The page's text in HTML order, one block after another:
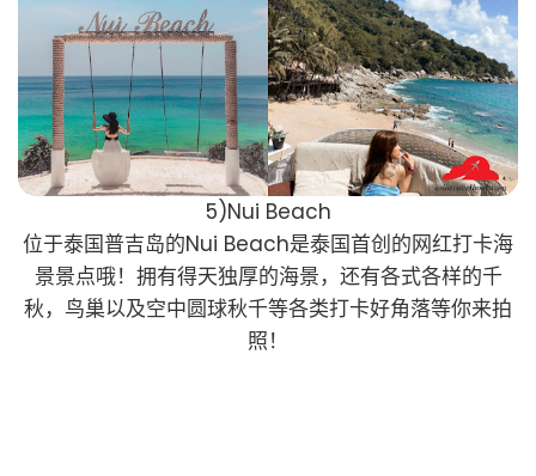
5)Nui Beach
位于泰国普吉岛的Nui Beach是泰国首创的网红打卡海
景景点哦！拥有得天独厚的海景，还有各式各样的千
秋，鸟巢以及空中圆球秋千等各类打卡好角落等你来拍
照！